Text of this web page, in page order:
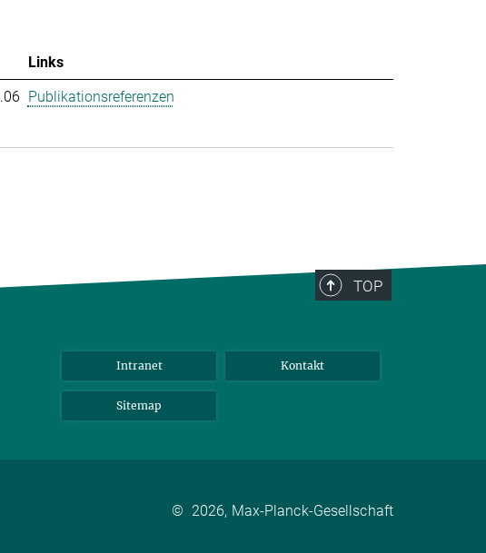
Links
Publikationsreferenzen
TOP
Intranet Kontakt
Sitemap
© 2026, Max-Planck-Gesellschaft